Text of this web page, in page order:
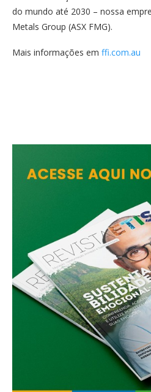
do mundo até 2030 – nossa
Metals Group (ASX FMG).
Mais informações em ffi.com.au